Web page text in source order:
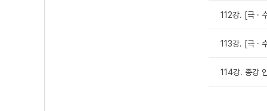
112강. [극 ·
113강. [극 ·
114강. 종강